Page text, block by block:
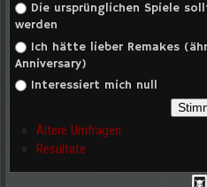
Die ursprünglichen Spiele
werden
Ich hätte lieber Remakes
Anniversary)
Interessiert mich null
Ältere Umfragen
Resultate